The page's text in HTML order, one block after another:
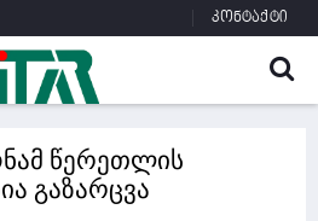
კონტაქტი
წერეთლის
გაზარცვა